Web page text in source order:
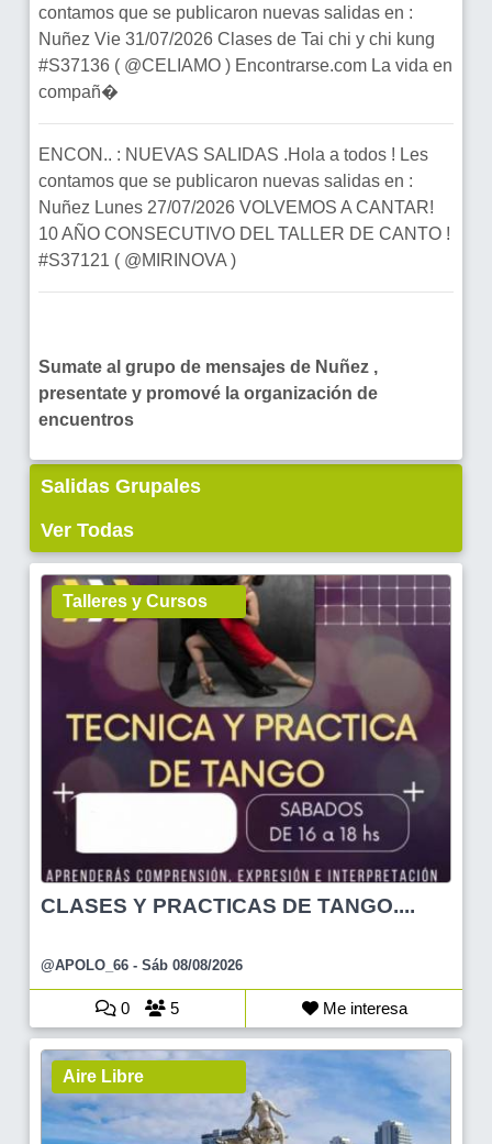
contamos que se publicaron nuevas salidas en :
Nuñez Vie 31/07/2026 Clases de Tai chi y chi kung
#S37136 ( @CELIAMO ) Encontrarse.com La vida en
compañ�
ENCON.. : NUEVAS SALIDAS .Hola a todos ! Les
contamos que se publicaron nuevas salidas en :
Nuñez Lunes 27/07/2026 VOLVEMOS A CANTAR!
10 AÑO CONSECUTIVO DEL TALLER DE CANTO !
#S37121 ( @MIRINOVA )
Sumate al grupo de mensajes de Nuñez ,
presentate y promové la organización de
encuentros
Salidas Grupales
Ver Todas
Talleres y Cursos
CLASES Y PRACTICAS DE TANGO....
@APOLO_66 - Sáb 08/08/2026
0 5 Me interesa
Aire Libre